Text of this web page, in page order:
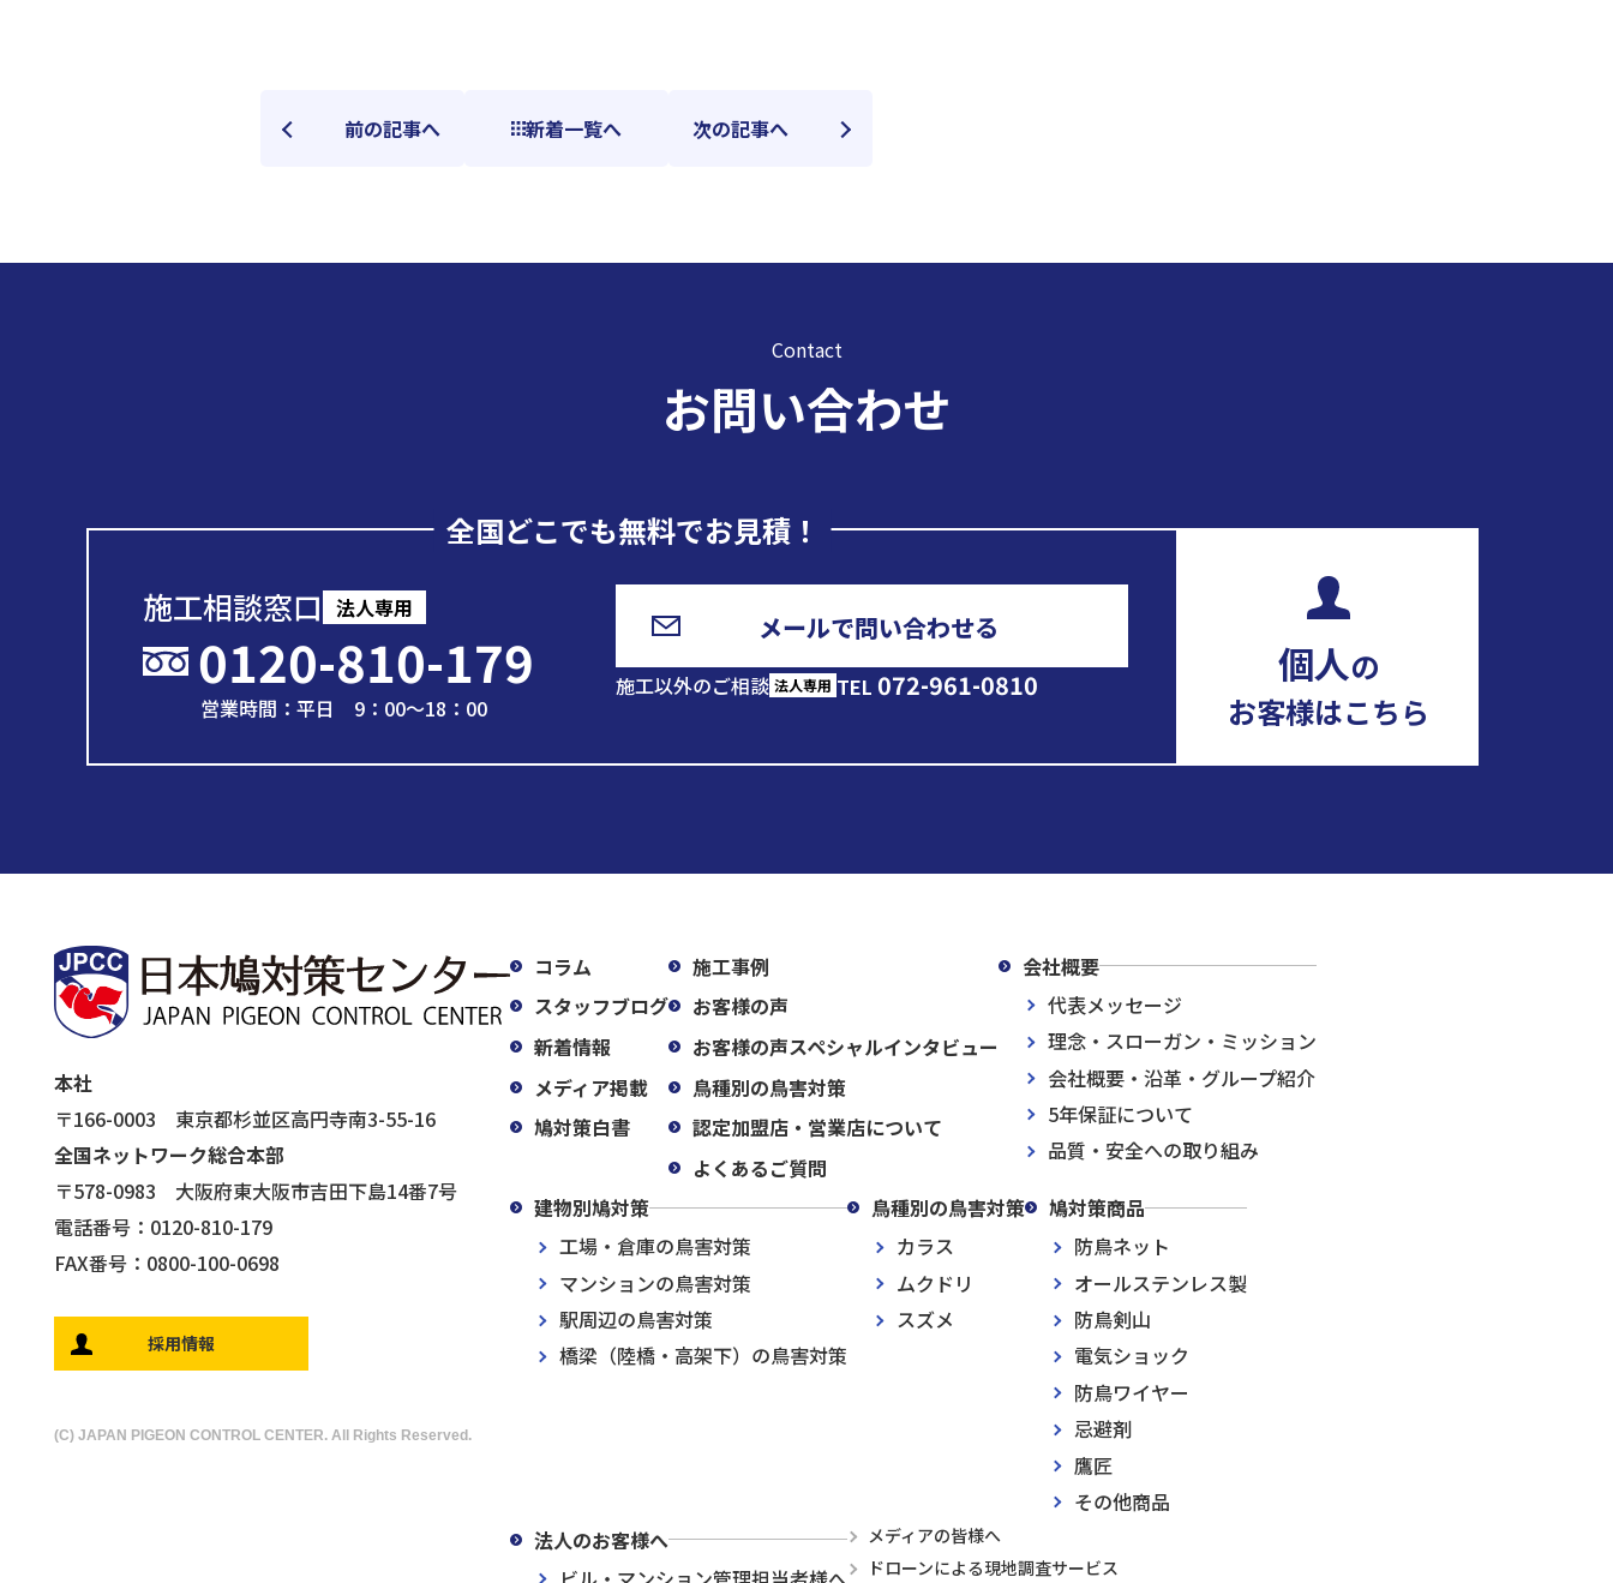
前の記事へ 新着一覧へ 次の記事へ
Contact
お問い合わせ
全国どこでも無料でお見積！
施工相談窓口 法人専用
0120-810-179
営業時間：平日 9：00～18：00
メールで問い合わせる
施工以外のご相談 法人専用 TEL 072-961-0810 個人の
お客様はこちら
本社
〒166-0003 東京都杉並区高円寺南3-55-16
全国ネットワーク総合本部
〒578-0983 大阪府東大阪市吉田下島14番7号
電話番号：0120-810-179
FAX番号：0800-100-0698
採用情報
(C) JAPAN PIGEON CONTROL CENTER. All Rights Reserved.
コラム
スタッフブログ
新着情報
メディア掲載
鳩対策白書
施工事例
お客様の声
お客様の声スペシャルインタビュー
鳥種別の鳥害対策
認定加盟店・営業店について
よくあるご質問
会社概要
代表メッセージ
理念・スローガン・ミッション
会社概要・沿革・グループ紹介
5年保証について
品質・安全への取り組み
建物別鳩対策
工場・倉庫の鳥害対策
マンションの鳥害対策
駅周辺の鳥害対策
橋梁（陸橋・高架下）の鳥害対策
鳥種別の鳥害対策
カラス
ムクドリ
スズメ
鳩対策商品
防鳥ネット
オールステンレス製
防鳥剣山
電気ショック
防鳥ワイヤー
忌避剤
鷹匠
その他商品
法人のお客様へ
メディアの皆様へ
ドローンによる現地調査サービス